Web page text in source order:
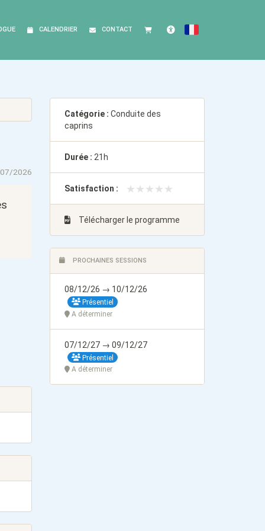
CALENDRIER
CONTACT
FRANÇAIS
2026
Catégorie : Conduite des
caprins
Durée : 21h
Satisfaction : ★★★★★
★★★★★
Télécharger le programme
PROCHAINES SESSIONS
08/12/26 → 10/12/26
Présentiel
A déterminer
07/12/27 → 09/12/27
Présentiel
A déterminer